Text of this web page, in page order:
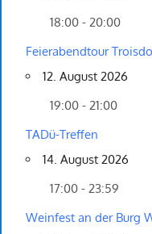
18:00 - 20:00
Feierabendtour
12. August 2026
19:00 - 21:00
TADü-Treffen
14. August 2026
17:00 - 23:59
Weinfest an der Burg